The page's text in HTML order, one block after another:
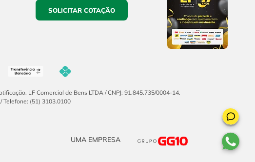
SOLICITAR COTAÇÃO
LF Comercial de Bens LTDA / CNPJ: 91.845.735/0004-14.
Telefone: (51) 3103.0100
UMA EMPRESA